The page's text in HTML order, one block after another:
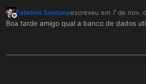
Offline
Fabrício Santanaescreveu em 7 de nov.
última edição por
Boa tarde amigo qual a banco de dados